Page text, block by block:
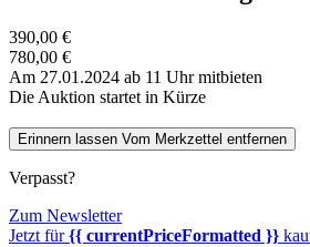
390,00 €
780,00 €
Am 27.01.2024 ab 11 Uhr mitbieten
Die Auktion startet in Kürze
Erinnern lassen Vom Merkzettel entfernen
Verpasst?
Zum Newsletter
Jetzt für{{ currentPriceFormatted }}